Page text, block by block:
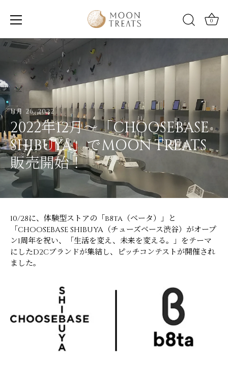
Skip
content
0
11月 26, 2022
2022年12月～「CHOOSEBASE
SHIBUYA」でMOON TREATS
販売開始！
10/28に、体験型ストアの「b8ta（ベータ）」と
「CHOOSEBASE SHIBUYA（チューズベース渋谷）がオープ
ン1周年を祝い、「生活を変え、未来を変える。」をテーマ
にしたD2Cブランドが集結し、ピッチコンテストが開催され
ました。